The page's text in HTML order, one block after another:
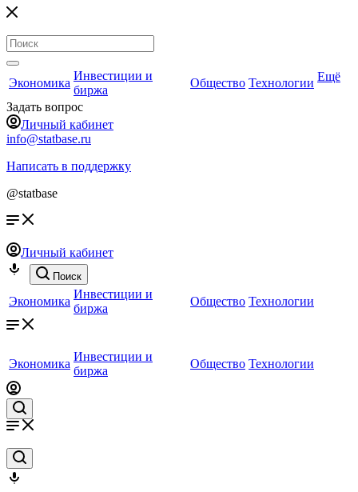
Экономика
Инвестиции и
биржа
Общество Технологии Ещё
Задать вопрос
Личный кабинет
info@statbase.ru
Написать в поддержку
@statbase
Личный кабинет
Поиск
Экономика
Инвестиции и
биржа
Общество Технологии
Экономика
Инвестиции и
биржа
Общество Технологии